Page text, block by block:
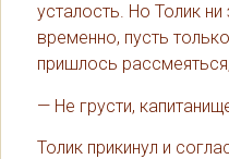
усталость. Но Толик
временно, пусть
пришлось
— Не грусти,
Толик прикинул и